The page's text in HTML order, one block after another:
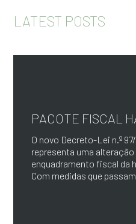
LATEST POSTS
PACOTE FISCAL
O novo Decreto-Lei n.º
representa uma alteração
enquadramento fiscal da
Com medidas que